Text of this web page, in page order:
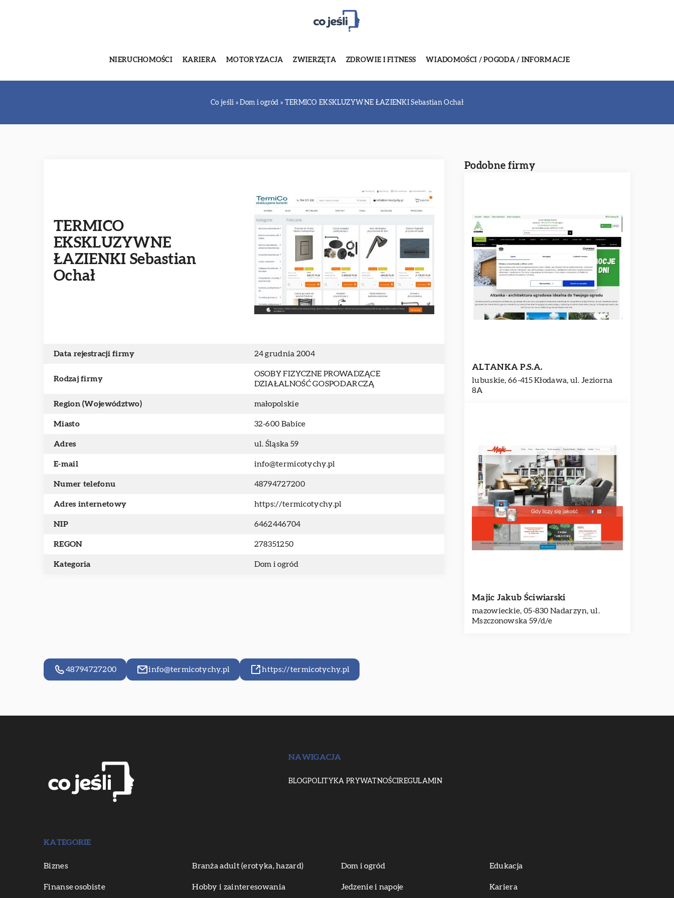
NIERUCHOMOŚCI KARIERA MOTORYZACJA ZWIERZĘTA ZDROWIE I FITNESS WIADOMOŚCI / POGODA / INFORMACJE
Co jeśli »Dom i ogród » TERMICO EKSKLUZYWNE ŁAZIENKI Sebastian Ochał
TERMICO
EKSKLUZYWNE
ŁAZIENKI Sebastian
Ochał
Data rejestracji firmy 24 grudnia 2004
Rodzaj firmy
OSOBY FIZYCZNE PROWADZĄCE
DZIAŁALNOŚĆ GOSPODARCZĄ
Region (Województwo) małopolskie
Miasto 32-600 Babice
Adres ul. Śląska 59
E-mail info@termicotychy.pl
Numer telefonu 48794727200
Adres internetowy https://termicotychy.pl
NIP 6462446704
REGON 278351250
Kategoria Dom i ogród
Podobne firmy
ALTANKA P.S.A.
lubuskie, 66-415 Kłodawa, ul. Jeziorna
8A
Majic Jakub Ściwiarski
mazowieckie, 05-830 Nadarzyn, ul.
Mszczonowska 59/d/e
48794727200 info@termicotychy.pl https://termicotychy.pl
NAWIGACJA
BLOGPOLITYKA PRYWATNOŚCIREGULAMIN
KATEGORIE
Biznes Branża adult (erotyka, hazard) Dom i ogród Edukacja
Finanse osobiste Hobby i zainteresowania Jedzenie i napoje Kariera